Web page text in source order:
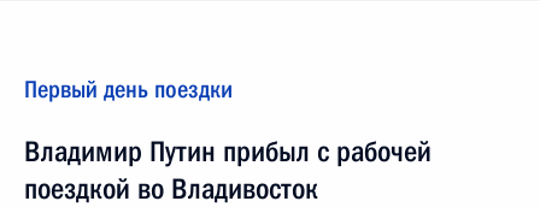
Первый день поездки
Владимир Путин прибыл с рабочей
поездкой во Владивосток